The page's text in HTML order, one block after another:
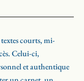
ou encore sur
traversée par
que les années et
courts, mi-
Celui-ci,
et authentique